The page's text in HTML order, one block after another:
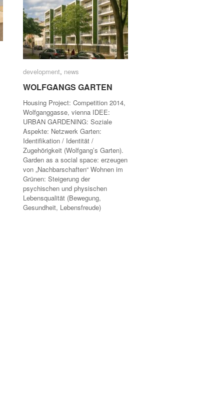
development, news
WOLFGANGS GARTEN
Housing Project: Competition 2014,
Wolfganggasse, vienna IDEE:
URBAN GARDENING: Soziale
Aspekte: Netzwerk Garten:
Identifikation / Identität /
Zugehörigkeit (Wolfgang’s Garten).
Garden as a social space: erzeugen
von „Nachbarschaften“ Wohnen im
Grünen: Steigerung der
psychischen und physischen
Lebensqualität (Bewegung,
Gesundheit, Lebensfreude)
development news
WOLFGANGS GARTEN